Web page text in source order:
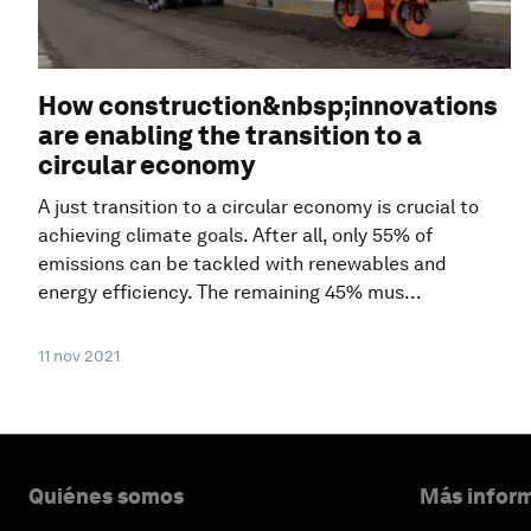
How construction&nbsp;innovations
are enabling the transition to a
circular economy
A just transition to a circular economy is crucial to
achieving climate goals. After all, only 55% of
emissions can be tackled with renewables and
energy efficiency. The remaining 45% mus...
11 nov 2021
Quiénes somos Más